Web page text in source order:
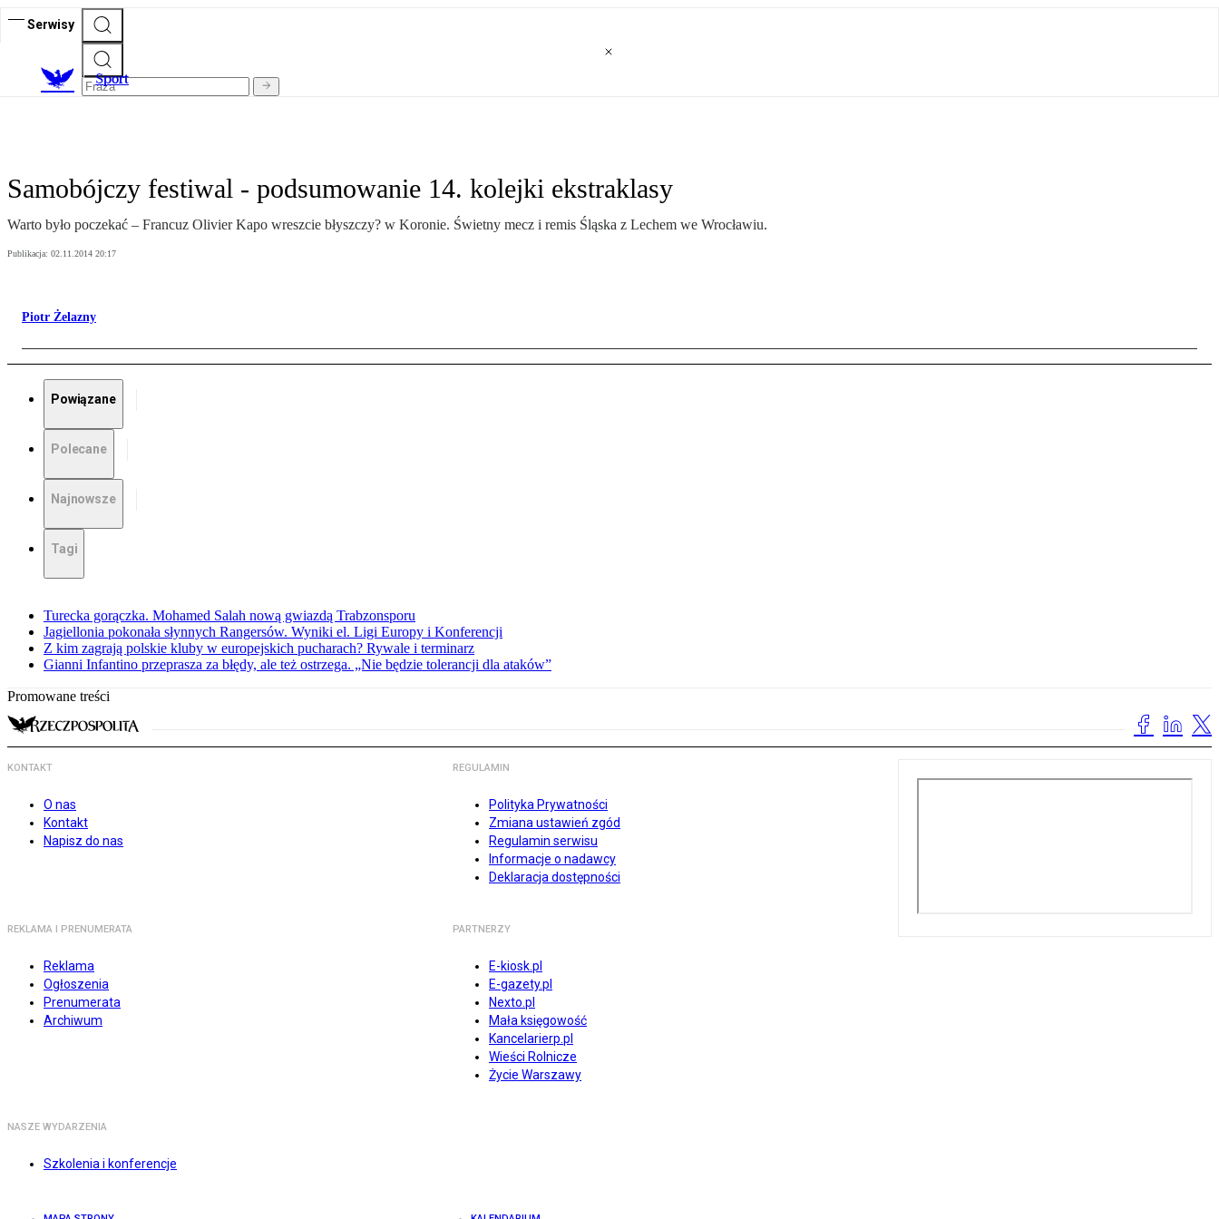
Serwisy
Sport
Samobójczy festiwal - podsumowanie 14. kolejki ekstraklasy
Warto było poczekać – Francuz Olivier Kapo wreszcie błyszczy? w Koronie. Świetny mecz i remis Śląska z Lechem we Wrocławiu.
Publikacja: 02.11.2014 20:17
Piotr Żelazny
Powiązane
Polecane
Najnowsze
Tagi
Turecka gorączka. Mohamed Salah nową gwiazdą Trabzonsporu
Jagiellonia pokonała słynnych Rangersów. Wyniki el. Ligi Europy i Konferencji
Z kim zagrają polskie kluby w europejskich pucharach? Rywale i terminarz
Gianni Infantino przeprasza za błędy, ale też ostrzega. „Nie będzie tolerancji dla ataków”
Promowane treści
KONTAKT
O nas
Kontakt
Napisz do nas
REGULAMIN
Polityka Prywatności
Zmiana ustawień zgód
Regulamin serwisu
Informacje o nadawcy
Deklaracja dostępności
REKLAMA I PRENUMERATA
Reklama
Ogłoszenia
Prenumerata
Archiwum
PARTNERZY
E-kiosk.pl
E-gazety.pl
Nexto.pl
Mała księgowość
Kancelarierp.pl
Wieści Rolnicze
Życie Warszawy
NASZE WYDARZENIA
Szkolenia i konferencje